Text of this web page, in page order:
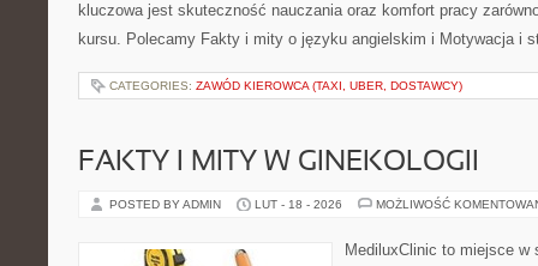
kluczowa jest skuteczność nauczania oraz komfort pracy
kursu. Polecamy Fakty i mity o języku angielskim i Motywacja i
CATEGORIES: ZAWÓD KIEROWCA (TAXI, UBER, DOSTAWCY)
FAKTY I MITY W GINEKOLOGII
POSTED BY ADMIN LUT - 18 - 2026 MOŻLIWOŚĆ
MediluxClinic to miejsce